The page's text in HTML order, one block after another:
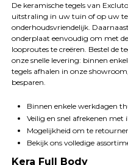
De keramische tegels van
uitstraling in uw tuin of op uw
onderhoudsvriendelijk.
onderplaat eenvoudig om met
looproutes te creëren. Bestel de
onze snelle levering: binnen
tegels afhalen in onze
besparen.
Binnen enkele werkdagen
Veilig en snel afrekenen met
Mogelijkheid om te
Bekijk ons volledige
Kera Full Body